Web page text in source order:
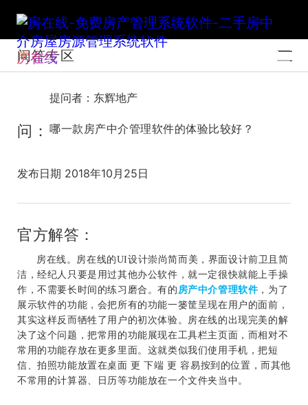
房在线
问答专区
提问者：东辉地产
问： 哪一款房产中介管理软件的体验比较好？
发布日期 2018年10月25日
官方解答：
房在线。房在线的UI设计崇尚简而美，界面设计前卫且简
洁，经纪人只要是用过其他办公软件，就一定很快就能上手操
作，不需要长时间的练习磨合。有的 房产中介管理软件，为了
展示软件的功能，会把所有的功能一篓筐呈现在用户的面前，
其实这样反而牺牲了用户的初次体验。房在线的出现完美的解
决了这个问题，把常用的功能展现在工具栏主页面，而相对不
常用的功能存放在更多里面。这就类似我们使用手机，把短
信、拍照功能放置在桌面 更 下端 更 容易按到的位置，而其他
不常用的计算器、日历等功能放在一个文件夹当中。